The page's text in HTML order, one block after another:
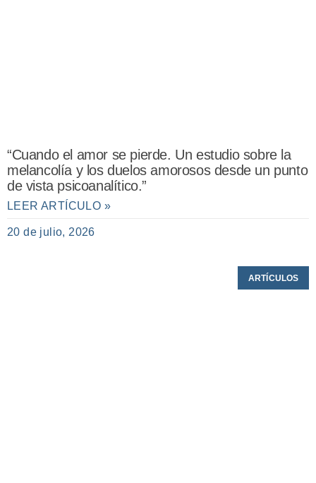
“Cuando el amor se pierde. Un estudio sobre la
melancolía y los duelos amorosos desde un punto
de vista psicoanalítico.”
LEER ARTÍCULO »
20 de julio, 2026
ARTÍCULOS